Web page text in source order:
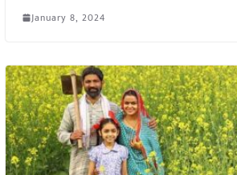
January 8, 2024